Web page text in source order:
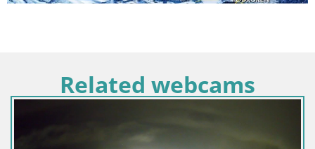
Related webcams